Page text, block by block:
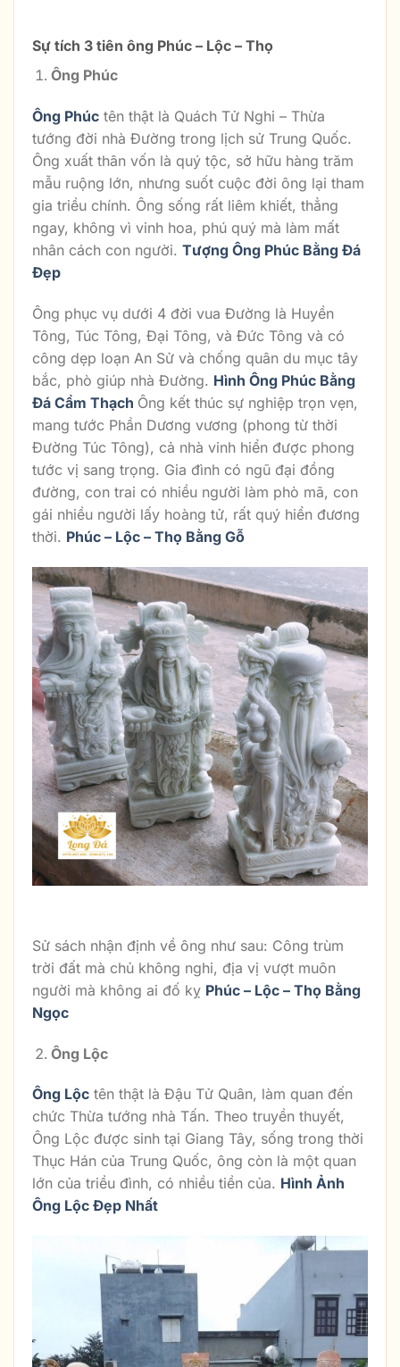
Sự tích 3 tiên ông Phúc – Lộc – Thọ
Ông Phúc
Ông Phúc tên thật là Quách Tử Nghi – Thừa
tướng đời nhà Đường trong lịch sử Trung Quốc.
Ông xuất thân vốn là quý tộc, sở hữu hàng trăm
mẫu ruộng lớn, nhưng suốt cuộc đời ông lại tham
gia triều chính. Ông sống rất liêm khiết, thẳng
ngay, không vì vinh hoa, phú quý mà làm mất
nhân cách con người. Tượng Ông Phúc Bằng Đá
Đẹp
Ông phục vụ dưới 4 đời vua Đường là Huyền
Tông, Túc Tông, Đại Tông, và Đức Tông và có
công dẹp loạn An Sử và chống quân du mục tây
bắc, phò giúp nhà Đường. Hình Ông Phúc Bằng
Đá Cẩm Thạch Ông kết thúc sự nghiệp trọn vẹn,
mang tước Phần Dương vương (phong từ thời
Đường Túc Tông), cả nhà vinh hiển được phong
tước vị sang trọng. Gia đình có ngũ đại đồng
đường, con trai có nhiều người làm phò mã, con
gái nhiều người lấy hoàng tử, rất quý hiển đương
thời. Phúc – Lộc – Thọ Bằng Gỗ
Sử sách nhận định về ông như sau: Công trùm
trời đất mà chủ không nghi, địa vị vượt muôn
người mà không ai đố kỵ Phúc – Lộc – Thọ Bằng
Ngọc
Ông Lộc
Ông Lộc tên thật là Đậu Tử Quân, làm quan đến
chức Thừa tướng nhà Tấn. Theo truyền thuyết,
Ông Lộc được sinh tại Giang Tây, sống trong thời
Thục Hán của Trung Quốc, ông còn là một quan
lớn của triều đình, có nhiều tiền của. Hình Ảnh
Ông Lộc Đẹp Nhất